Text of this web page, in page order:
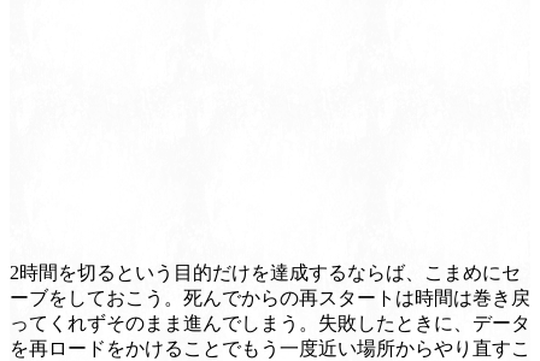
2時間を切るという目的だけを達成するならば、こまめにセ
ーブをしておこう。死んでからの再スタートは時間は巻き戻
ってくれずそのまま進んでしまう。失敗したときに、データ
を再ロードをかけることでもう一度近い場所からやり直すこ